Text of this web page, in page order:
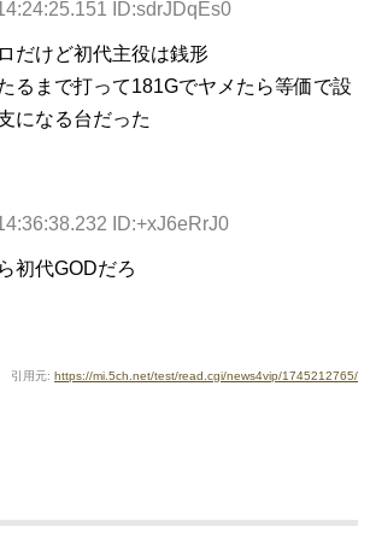
ID:sdrJDqEs0
だけど初代主役は銭形
るまで打って181Gでヤメたら等価で設
になる台だった
ID:+xJ6eRrJ0
初代GODだろ
引用元: https://mi.5ch.net/test/read.cgi/news4vip/1745212765/